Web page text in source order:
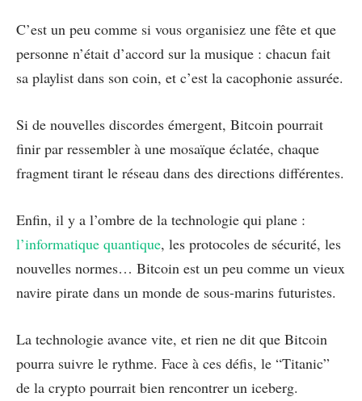
C’est un peu comme si vous organisiez une fête et que
personne n’était d’accord sur la musique : chacun fait
sa playlist dans son coin, et c’est la cacophonie assurée.
Si de nouvelles discordes émergent, Bitcoin pourrait
finir par ressembler à une mosaïque éclatée, chaque
fragment tirant le réseau dans des directions différentes.
Enfin, il y a l’ombre de la technologie qui plane :
l’informatique quantique, les protocoles de sécurité, les
nouvelles normes… Bitcoin est un peu comme un vieux
navire pirate dans un monde de sous-marins futuristes.
La technologie avance vite, et rien ne dit que Bitcoin
pourra suivre le rythme. Face à ces défis, le “Titanic”
de la crypto pourrait bien rencontrer un iceberg.